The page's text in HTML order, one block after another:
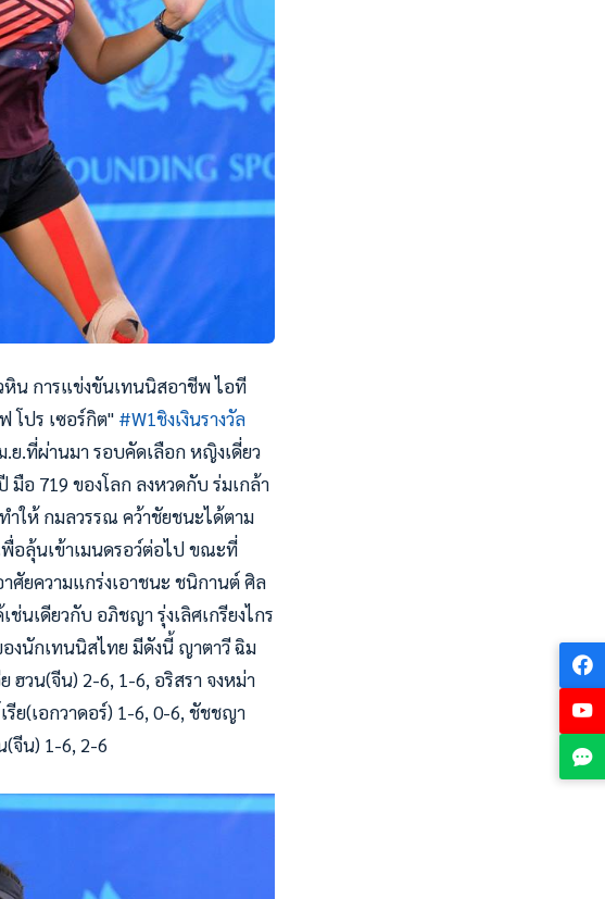
การแข่งขันเทนนิสอาชีพ ไอที
โปร เซอร์กิต" #W1ชิงเงินรางวัล
ย.ที่ผ่านมา รอบคัดเลือก หญิงเดี่ยว
อ 719 ของโลก ลงหวดกับ ร่มเกล้า
ำให้ กมลวรรณ คว้าชัยชนะได้ตาม
พื่อลุ้นเข้าเมนดรอว์ต่อไป ขณะที่
ศัยความแกร่งเอาชนะ ชนิกานต์ ศิล
นเดียวกับ อภิชญา รุ่งเลิศเกรียงไกร
งนักเทนนิสไทย มีดังนี้ ญาตาวี ฉิม
ฮวน(จีน) 2-6, 1-6, อริสรา จงหม่า
ย(เอกวาดอร์) 1-6, 0-6, ชัชชญา
จีน) 1-6, 2-6